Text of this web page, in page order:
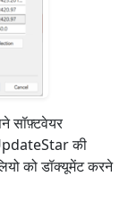
सॉफ़्टवेयर
की
को डॉक्यूमेंट करने